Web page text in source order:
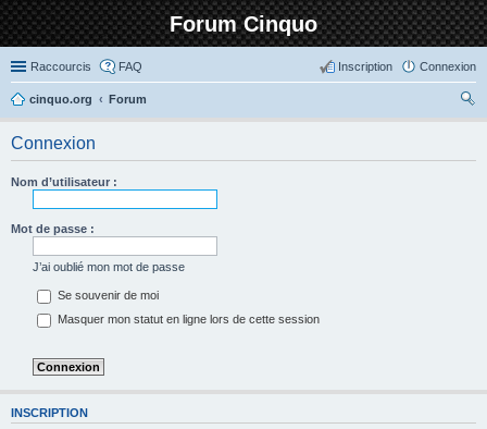
Forum Cinquo
Raccourcis FAQ Connexion
Inscription
cinquo.org
Forum
Connexion
Nom d’utilisateur :
Mot de passe :
J’ai oublié mon mot de passe
Se souvenir de moi
Masquer mon statut en ligne lors de cette session
INSCRIPTION